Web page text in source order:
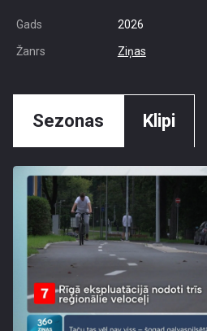
Gads 2026
Žanrs Ziņas
Sezonas Klipi